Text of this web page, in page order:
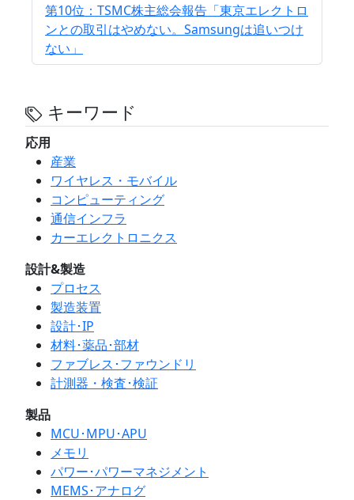
第10位：TSMC株主総会報告「東京エレクトロ
ンとの取引はやめない。Samsungは追いつけ
ない」
キーワード
応用
産業
ワイヤレス・モバイル
コンピューティング
通信インフラ
カーエレクトロニクス
設計&製造
プロセス
製造装置
設計･IP
材料･薬品･部材
ファブレス･ファウンドリ
計測器・検査･検証
製品
MCU･MPU･APU
メモリ
パワー･パワーマネジメント
MEMS･アナログ